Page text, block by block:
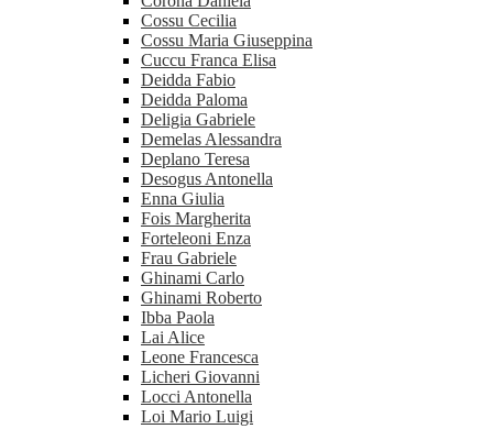
Cossu Cecilia
Cossu Maria Giuseppina
Cuccu Franca Elisa
Deidda Fabio
Deidda Paloma
Deligia Gabriele
Demelas Alessandra
Deplano Teresa
Desogus Antonella
Enna Giulia
Fois Margherita
Forteleoni Enza
Frau Gabriele
Ghinami Carlo
Ghinami Roberto
Ibba Paola
Lai Alice
Leone Francesca
Licheri Giovanni
Locci Antonella
Loi Mario Luigi